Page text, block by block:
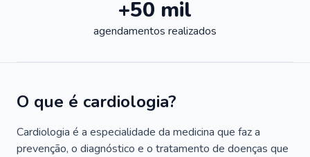
+50 mil
agendamentos realizados
O que é cardiologia?
Cardiologia é a especialidade da medicina que faz a
prevenção, o diagnóstico e o tratamento de doenças que